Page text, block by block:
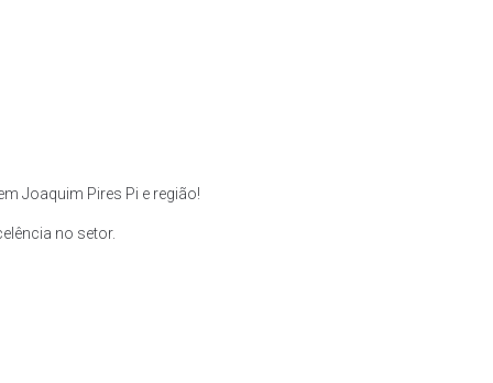
Joaquim Pires Pi e região!
no setor.